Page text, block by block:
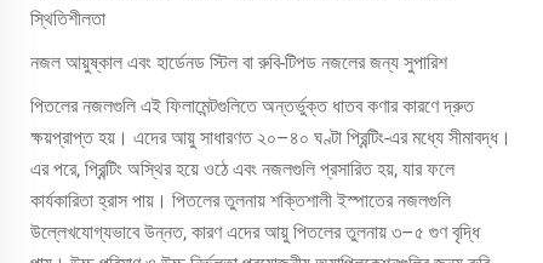
স্থিতিশীলতা
নজল আয়ুষ্কাল এবং হার্ডেনড স্টিল বা রুবি-টিপড নজলের জন্য সুপারিশ
পিতলের নজলগুলি এই ফিলামেন্টগুলিতে অন্তর্ভুক্ত ধাতব কণার কারণে দ্রুত
ক্ষয়প্রাপ্ত হয়। এদের আয়ু সাধারণত ২০–৪০ ঘণ্টা প্রিন্টিং-এর মধ্যে সীমাবদ্ধ।
এর পরে, প্রিন্টিং অস্থির হয়ে ওঠে এবং নজলগুলি প্রসারিত হয়, যার ফলে
কার্যকারিতা হ্রাস পায়। পিতলের তুলনায় শক্তিশালী ইস্পাতের নজলগুলি
উল্লেখযোগ্যভাবে উন্নত, কারণ এদের আয়ু পিতলের তুলনায় ৩–৫ গুণ বৃদ্ধি